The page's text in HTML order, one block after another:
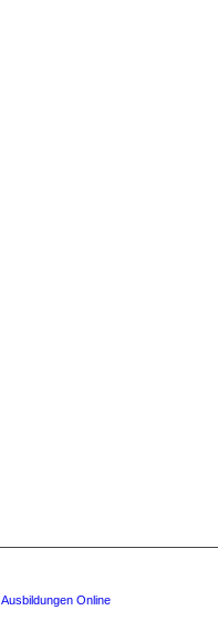
Ausbildungen Online